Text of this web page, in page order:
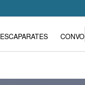
ESCAPARATES